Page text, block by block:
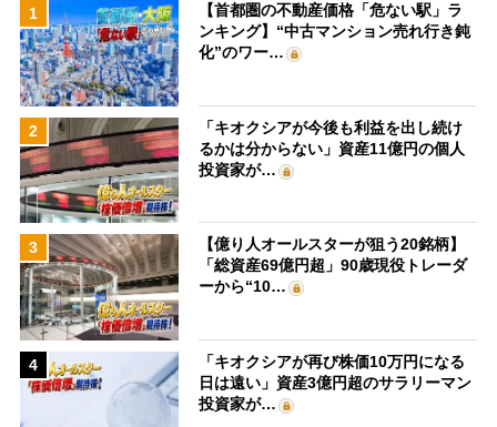
1
【首都圏の不動産価格「危ない駅」ラ
ンキング】“中古マンション売れ行き鈍
化”のワー…
2
「キオクシアが今後も利益を出し続け
るかは分からない」資産11億円の個人
投資家が…
3
【億り人オールスターが狙う20銘柄】
「総資産69億円超」90歳現役トレーダ
ーから“10…
4
「キオクシアが再び株価10万円になる
日は遠い」資産3億円超のサラリーマン
投資家が…